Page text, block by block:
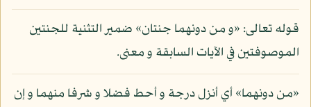
قوله تعالى: «و من دونهما جنتان» ضمير التثنية للجنتين
الموصوفتين في الآيات السابقة و معنى.
«من دونهما» أي أنزل درجة و أحط فضلا و شرفا منهما و إن